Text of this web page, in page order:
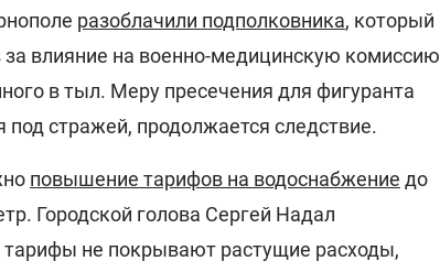
разоблачили подполковника, который
влияние на военно-медицинскую комиссию
в тыл. Меру пресечения для фигуранта
под стражей, продолжается следствие.
повышение тарифов на водоснабжение до
Городской голова Сергей Надал
не покрывают растущие расходы,